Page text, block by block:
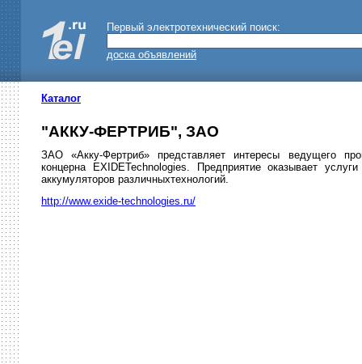
Первый электротехнический поиск:
доска объявлений
Каталог
"АККУ-ФЕРТРИБ", ЗАО
ЗАО «Акку-Фертриб» представляет интересы ведущего
концерна EXIDETechnologies. Предприятие оказывает
аккумуляторов различныхтехнологий.
http://www.exide-technologies.ru/